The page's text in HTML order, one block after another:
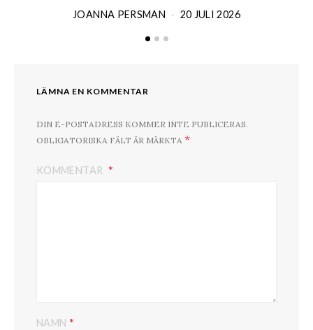
JOANNA PERSMAN 20 JULI 2026
LÄMNA EN KOMMENTAR
DIN E-POSTADRESS KOMMER INTE PUBLICERAS.
OBLIGATORISKA FÄLT ÄR MÄRKTA *
KOMMENTAR
NAMN *